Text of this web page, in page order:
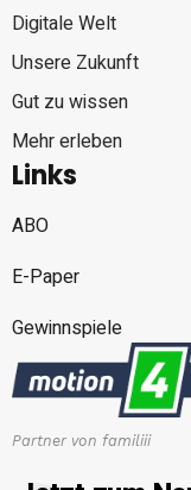
Digitale Welt
Unsere Zukunft
Gut zu wissen
Mehr erleben
Links
ABO
E-Paper
Gewinnspiele
Partner von familiii